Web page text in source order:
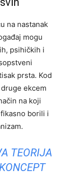
na nastanak
mogu
psihičkih i
prsta. Kod
ekcem
na koji
borili i
TEORIJA